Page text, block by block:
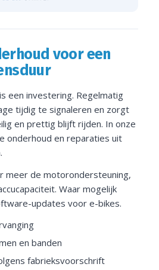
voor een
een investering. Regelmatig
tijdig te signaleren en zorgt
en prettig blijft rijden. In onze
onderhoud en reparaties uit
meer de motorondersteuning,
Waar mogelijk
updates voor e-bikes.
en banden
fabrieksvoorschrift